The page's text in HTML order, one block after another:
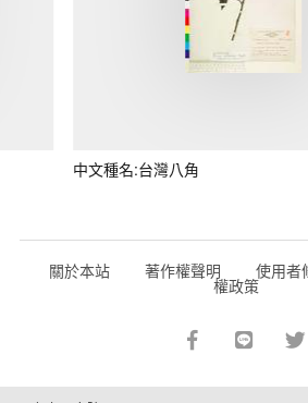
中文種名:台灣八角
關於本站 著作權聲明 使用者
權政策